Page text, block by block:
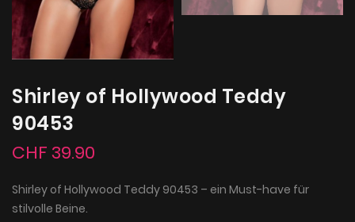
Shirley of Hollywood Teddy
90453
CHF 39.90
Shirley of Hollywood Teddy 90453 – ein Must-have für
stilvolle Beine.